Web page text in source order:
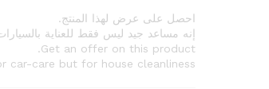
احصل على عرض لهذا المنتج.
إنه مساعد جيد ليس فقط للعناية
Get an offer on this product.
care but for house cleanliness.